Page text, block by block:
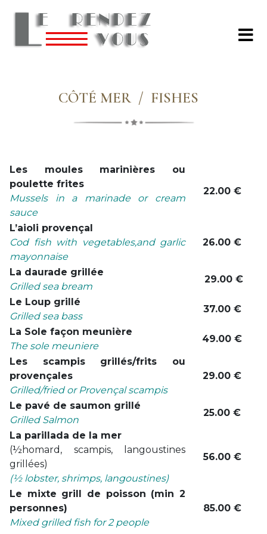
CÔTÉ MER / FISHES
Les moules marinières ou
poulette frites
Mussels in a marinade or cream
sauce
22.00 €
L’aioli provençal
Cod fish with vegetables,and garlic
mayonnaise
26.00 €
La daurade grillée
Grilled sea bream
29.00 €
Le Loup grillé
Grilled sea bass
37.00 €
La Sole façon meunière
The sole meuniere
49.00 €
Les scampis grillés/frits ou
provençales
Grilled/fried or Provençal scampis
29.00 €
Le pavé de saumon grillé
Grilled Salmon
25.00 €
La parillada de la mer
(½homard, scampis, langoustines
grillées)
(½ lobster, shrimps, langoustines)
56.00 €
Le mixte grill de poisson (min 2
personnes)
Mixed grilled fish for 2 people
85.00 €